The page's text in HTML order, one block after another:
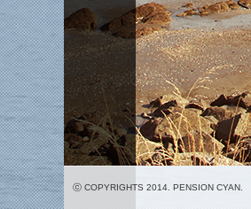
ⓒ COPYRIGHTS 2014. PENSION CYAN.